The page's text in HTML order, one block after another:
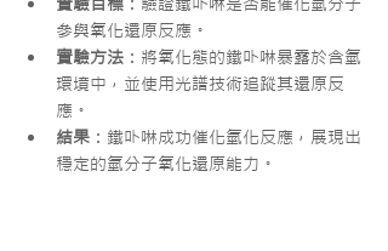
參與氧化還原反應。
實驗方法 ：將氧化態的鐵卟啉暴露於含氫
環境中，並使用光譜技術追蹤其還原反
應。
結果 ：鐵卟啉成功催化氫化反應，展現出
穩定的氫分子氧化還原能力。